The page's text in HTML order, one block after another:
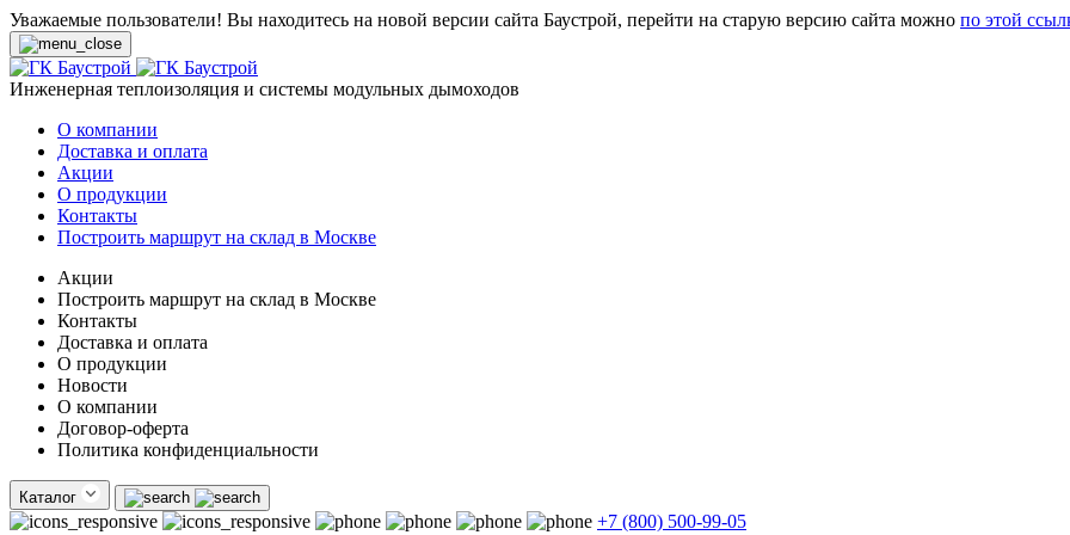
Уважаемые пользователи! Вы находитесь на новой версии сайта Баустрой, перейти на старую версию сайта можно по этой
Инженерная теплоизоляция и системы модульных дымоходов
О компании
Доставка и оплата
Акции
О продукции
Контакты
Построить маршрут на склад в Москве
Акции
Построить маршрут на склад в Москве
Контакты
Доставка и оплата
О продукции
Новости
О компании
Договор-оферта
Политика конфиденциальности
Каталог
+7 (800) 500-99-05